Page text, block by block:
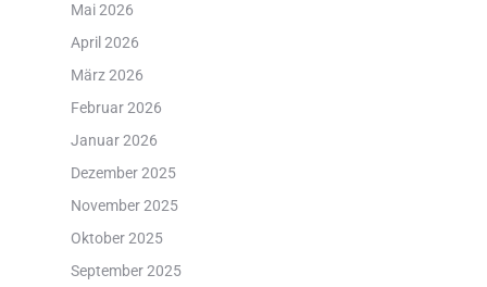
Mai 2026
April 2026
März 2026
Februar 2026
Januar 2026
Dezember 2025
November 2025
Oktober 2025
September 2025